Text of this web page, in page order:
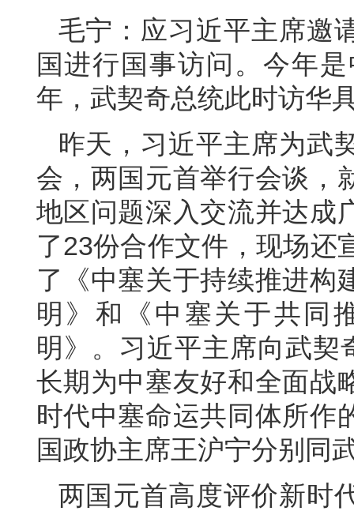
毛宁：应习近平主席邀
国进行国事访问。今年
年，武契奇总统此时访华
昨天，习近平主席为武
会，两国元首举行会谈，
地区问题深入交流并达成
了23份合作文件，现场还
了《中塞关于持续推进构
明》和《中塞关于共同
明》。习近平主席向武契
长期为中塞友好和全面战
时代中塞命运共同体所作
国政协主席王沪宁分别同
两国元首高度评价新时